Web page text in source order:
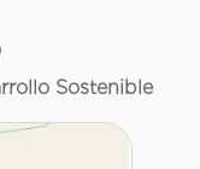
Sostenible